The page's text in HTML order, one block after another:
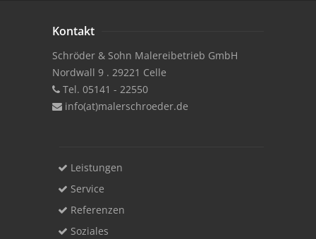
Kontakt
Schröder & Sohn Malereibetrieb GmbH
Nordwall 9 . 29221 Celle
Tel. 05141 - 22550
info(at)malerschroeder.de
Leistungen
Service
Referenzen
Soziales